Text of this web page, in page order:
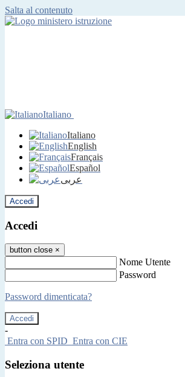
Salta al contenuto
Italiano
Italiano
English
Français
Español
عربى
Accedi
Accedi
button close ×
Nome Utente
Password
Password dimenticata?
-
Entra con SPID Entra con CIE
Seleziona utente